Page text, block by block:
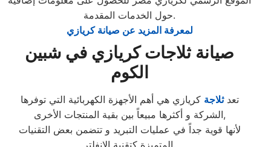
حول الخدمات المقدمة.
لمعرفة المزيد عن صيانة كريازي
صيانة ثلاجات كريازي في شبين
الكوم
تعدثلاجة كريازي هي أهم الأجهزة الكهربائية التي توفرها
الشركة و أكثرها مبيعاً بين بقية المنتجات الأخرى,
لأنها قوية جداً في عمليات التبريد و تتضمن بعض التقنيات
المتميزة كتقنية الانفلتر,